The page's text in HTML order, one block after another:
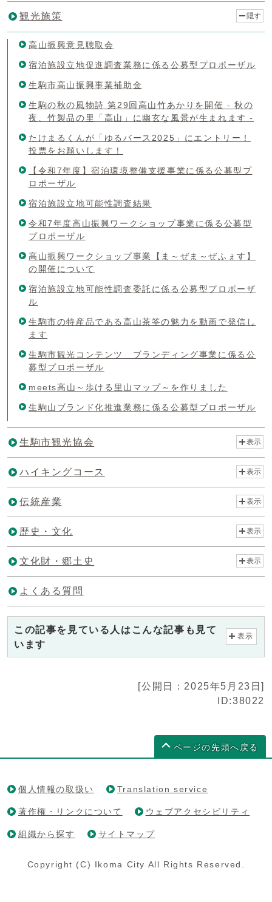
観光施策 隠す
高山振興意見聴取会
宿泊施設立地促進調査業務に係る公募型プロポーザル
生駒市高山振興事業補助金
生駒の秋の風物詩 第29回高山竹あかりを開催 - 秋の
夜、竹製品の里「高山」に幽玄な風景が生まれます -
たけまるくんが「ゆるバース2025」にエントリー！
投票をお願いします！
【令和7年度】宿泊環境整備支援事業に係る公募型プ
ロポーザル
宿泊施設立地可能性調査結果
令和7年度高山振興ワークショップ事業に係る公募型
プロポーザル
高山振興ワークショップ事業【ま～ぜま～ぜふぇす】
の開催について
宿泊施設立地可能性調査委託に係る公募型プロポーザ
ル
生駒市の特産品である高山茶筌の魅力を動画で発信し
ます
生駒市観光コンテンツ ブランディング事業に係る公
募型プロポーザル
meets高山～歩ける里山マップ～を作りました
生駒山ブランド化推進業務に係る公募型プロポーザル
生駒市観光協会 表示
ハイキングコース 表示
伝統産業 表示
歴史・文化 表示
文化財・郷土史 表示
よくある質問
この記事を見ている人はこんな記事も見て
います
表示
[公開日：2025年5月23日]
ID:38022
ページの先頭へ戻る
個人情報の取扱い Translation service
著作権・リンクについて ウェブアクセシビリティ
組織から探す サイトマップ
Copyright (C) Ikoma City All Rights Reserved.